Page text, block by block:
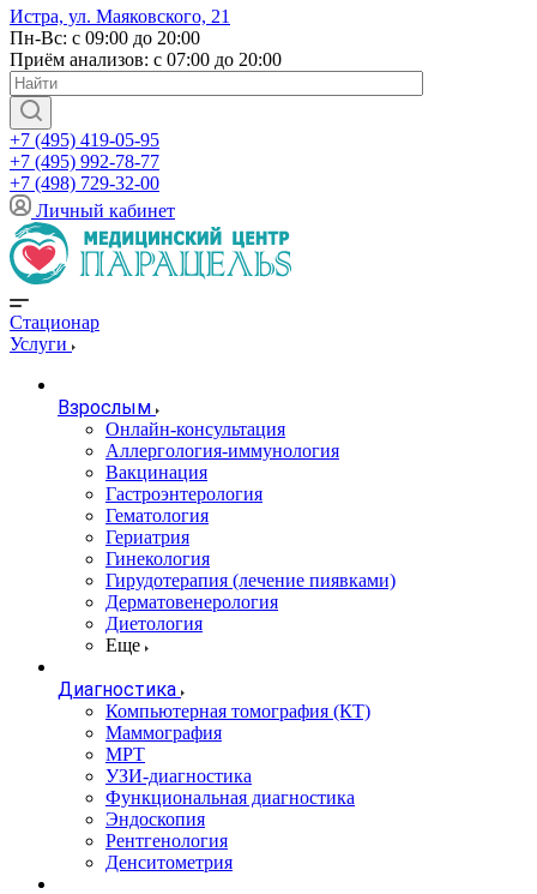
Истра, ул. Маяковского, 21
Пн-Вс: с 09:00 до 20:00
Приём анализов: с 07:00 до 20:00
+7 (495) 419-05-95
+7 (495) 992-78-77
+7 (498) 729-32-00
Личный кабинет
Стационар
Услуги
Взрослым
Онлайн-консультация
Аллергология-иммунология
Вакцинация
Гастроэнтерология
Гематология
Гериатрия
Гинекология
Гирудотерапия (лечение пиявками)
Дерматовенерология
Диетология
Еще
Диагностика
Компьютерная томография (КТ)
Маммография
МРТ
УЗИ-диагностика
Функциональная диагностика
Эндоскопия
Рентгенология
Денситометрия